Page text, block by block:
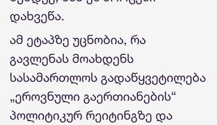
დახვეწა.
ამ ეტაპზე უცნობია, რა
გავლენას მოახდენს
სასამართლოს გადაწყვეტილება
„ეროვნული გაერთიანების“
პოლიტიკურ რეიტინგზე და